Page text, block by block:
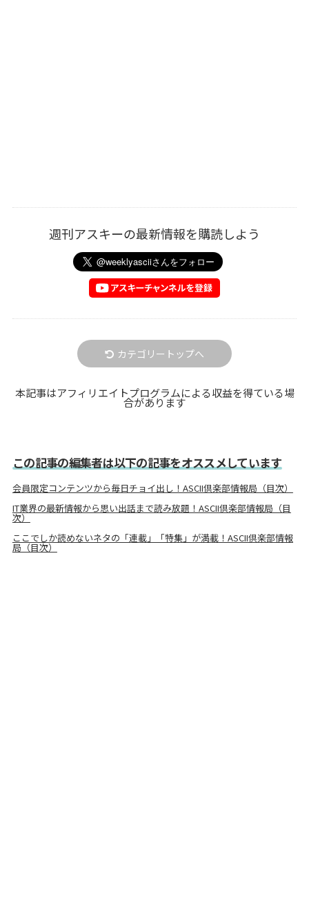
週刊アスキーの最新情報を購読しよう
カテゴリートップへ
本記事はアフィリエイトプログラムによる収益を得ている場
合があります
この記事の編集者は以下の記事をオススメしています
会員限定コンテンツから毎日チョイ出し！ASCII倶楽部情報局（目次）
IT業界の最新情報から思い出話まで読み放題！ASCII倶楽部情報局（目
次）
ここでしか読めないネタの「連載」「特集」が満載！ASCII倶楽部情報
局（目次）